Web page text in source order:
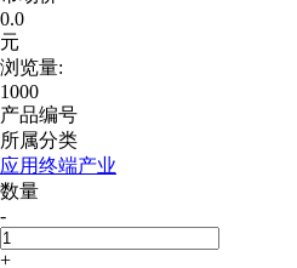
0.0
元
浏览量:
1000
产品编号
所属分类
应用终端产业
数量
-
+